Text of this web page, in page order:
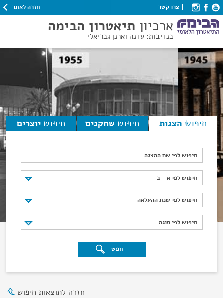
צרו קשר חזרה לאתר
ארכיון תיאטרון הבימה
בנדיבות: עדנה וארנן גבריאלי
חיפוש הצגות חיפוש שחקנים חיפוש יוצרים
חיפוש לפי שם ההצגה
חיפוש לפי א - ב
חיפוש לפי א - ב
חיפוש לפי שנת ההעלאה
חיפוש לפי שנת ההעלאה
חיפוש לפי סוגה
חיפוש לפי סוגה
חפש
חזרה לתוצאות חיפוש